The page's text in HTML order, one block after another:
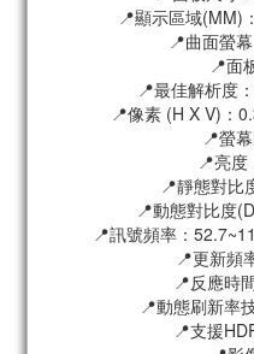
📍顯示區域(MM)
📍曲面螢
📍面
📍最佳解析度
📍像素 (H X V)：
📍螢
📍亮
📍靜態對比
📍動態對比度
📍訊號頻率：
📍更新頻
📍反應時
📍動態刷新率
📍支援